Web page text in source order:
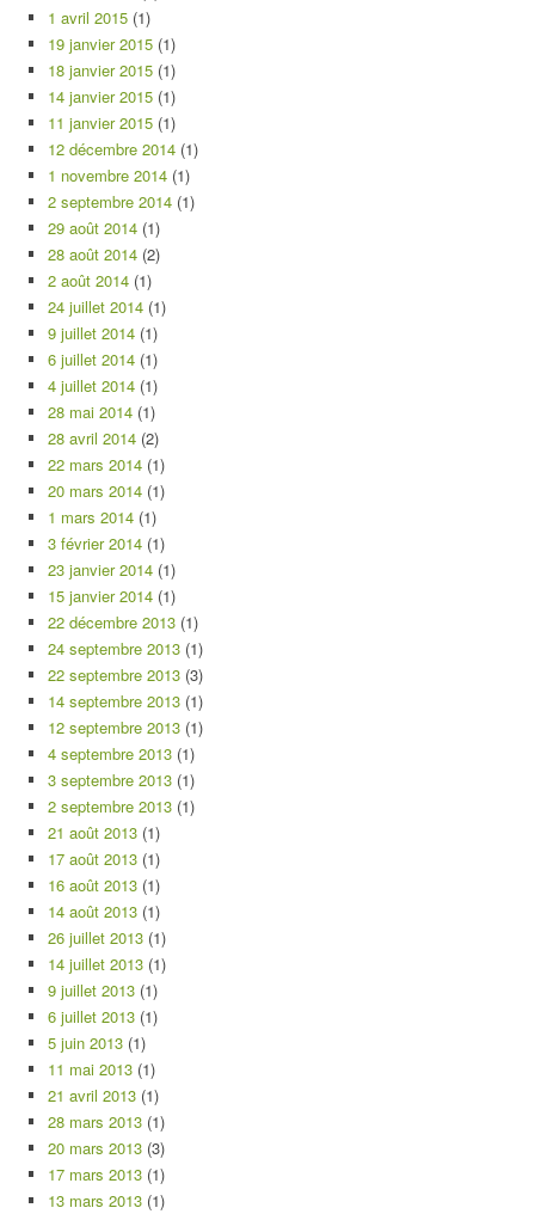
1 avril 2015 (1)
19 janvier 2015 (1)
18 janvier 2015 (1)
14 janvier 2015 (1)
11 janvier 2015 (1)
12 décembre 2014 (1)
1 novembre 2014 (1)
2 septembre 2014 (1)
29 août 2014 (1)
28 août 2014 (2)
2 août 2014 (1)
24 juillet 2014 (1)
9 juillet 2014 (1)
6 juillet 2014 (1)
4 juillet 2014 (1)
28 mai 2014 (1)
28 avril 2014 (2)
22 mars 2014 (1)
20 mars 2014 (1)
1 mars 2014 (1)
3 février 2014 (1)
23 janvier 2014 (1)
15 janvier 2014 (1)
22 décembre 2013 (1)
24 septembre 2013 (1)
22 septembre 2013 (3)
14 septembre 2013 (1)
12 septembre 2013 (1)
4 septembre 2013 (1)
3 septembre 2013 (1)
2 septembre 2013 (1)
21 août 2013 (1)
17 août 2013 (1)
16 août 2013 (1)
14 août 2013 (1)
26 juillet 2013 (1)
14 juillet 2013 (1)
9 juillet 2013 (1)
6 juillet 2013 (1)
5 juin 2013 (1)
11 mai 2013 (1)
21 avril 2013 (1)
28 mars 2013 (1)
20 mars 2013 (3)
17 mars 2013 (1)
13 mars 2013 (1)